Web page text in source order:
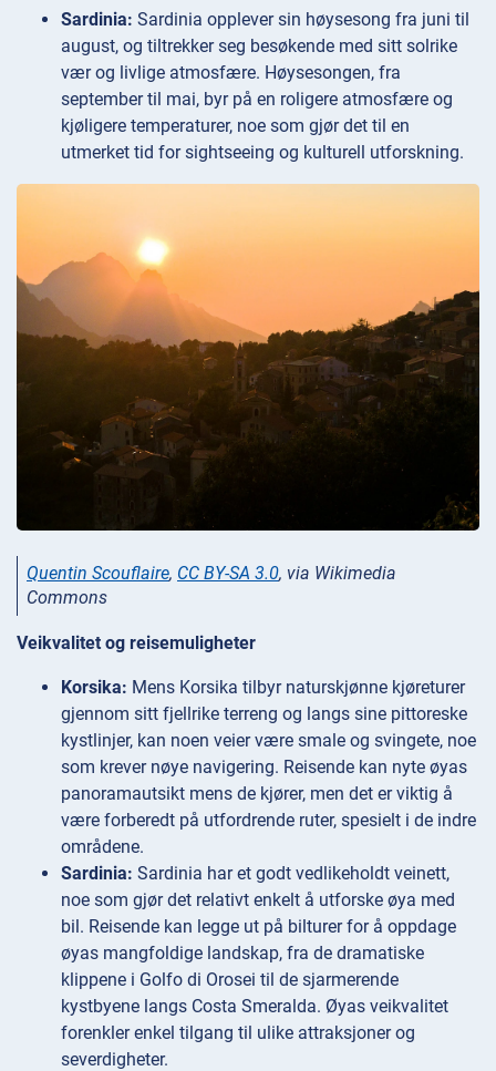
Sardinia: Sardinia opplever sin høysesong fra juni til
august, og tiltrekker seg besøkende med sitt solrike
vær og livlige atmosfære. Høysesongen, fra
september til mai, byr på en roligere atmosfære og
kjøligere temperaturer, noe som gjør det til en
utmerket tid for sightseeing og kulturell utforskning.
Quentin Scouflaire, CC BY-SA 3.0, via Wikimedia
Commons
Veikvalitet og reisemuligheter
Korsika: Mens Korsika tilbyr naturskjønne kjøreturer
gjennom sitt fjellrike terreng og langs sine pittoreske
kystlinjer, kan noen veier være smale og svingete, noe
som krever nøye navigering. Reisende kan nyte øyas
panoramautsikt mens de kjører, men det er viktig å
være forberedt på utfordrende ruter, spesielt i de indre
områdene.
Sardinia: Sardinia har et godt vedlikeholdt veinett,
noe som gjør det relativt enkelt å utforske øya med
bil. Reisende kan legge ut på bilturer for å oppdage
øyas mangfoldige landskap, fra de dramatiske
klippene i Golfo di Orosei til de sjarmerende
kystbyene langs Costa Smeralda. Øyas veikvalitet
forenkler enkel tilgang til ulike attraksjoner og
severdigheter.